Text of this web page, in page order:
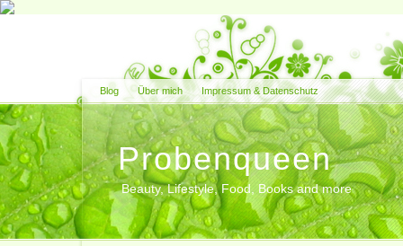
Blog Über mich Impressum & Datenschutz
Probenqueen
Beauty, Lifestyle, Food, Books and more